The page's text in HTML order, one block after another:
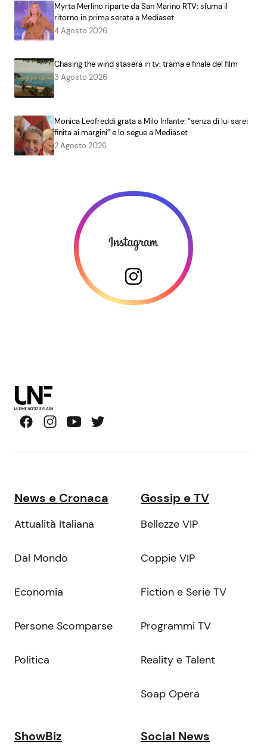
Myrta Merlino riparte da San Marino RTV: sfuma il
ritorno in prima serata a Mediaset
4 Agosto 2026
Chasing the wind stasera in tv: trama e finale del film
3 Agosto 2026
Monica Leofreddi grata a Milo Infante: “senza di lui sarei
finita ai margini” e lo segue a Mediaset
2 Agosto 2026
News e Cronaca
Attualità Italiana
Dal Mondo
Economia
Persone Scomparse
Politica
Gossip e TV
Bellezze VIP
Coppie VIP
Fiction e Serie TV
Programmi TV
Reality e Talent
Soap Opera
ShowBiz Social News